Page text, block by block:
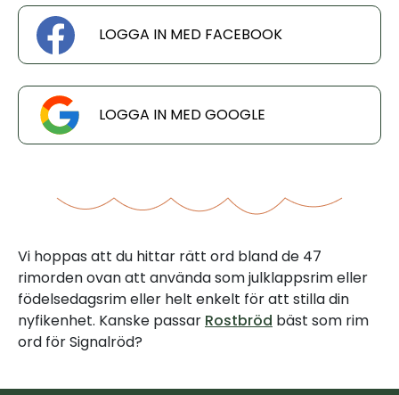
LOGGA IN MED FACEBOOK
LOGGA IN MED GOOGLE
Vi hoppas att du hittar rätt ord bland de 47
rimorden ovan att använda som julklappsrim eller
födelsedagsrim eller helt enkelt för att stilla din
nyfikenhet. Kanske passar Rostbröd bäst som rim
ord för Signalröd?